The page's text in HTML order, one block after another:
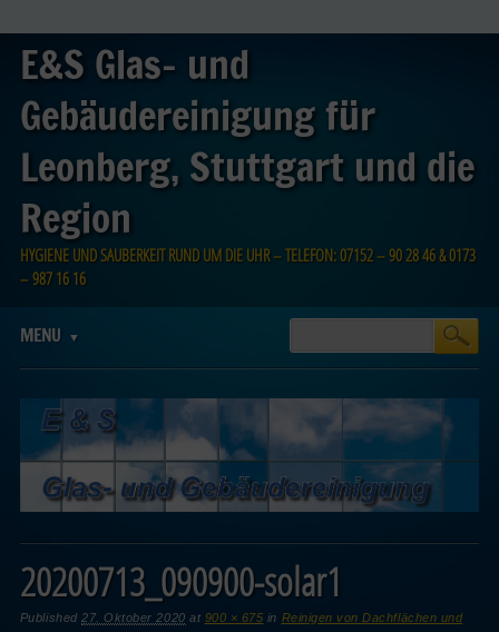
E&S Glas- und
Gebäudereinigung für
Leonberg, Stuttgart und die
Region
HYGIENE UND SAUBERKEIT RUND UM DIE UHR – TELEFON: 07152 – 90 28 46 & 0173
– 987 16 16
Main menu
MENU
20200713_090900-solar1
Published27. Oktober 2020 at 900 × 675 in Reinigen von Dachflächen und